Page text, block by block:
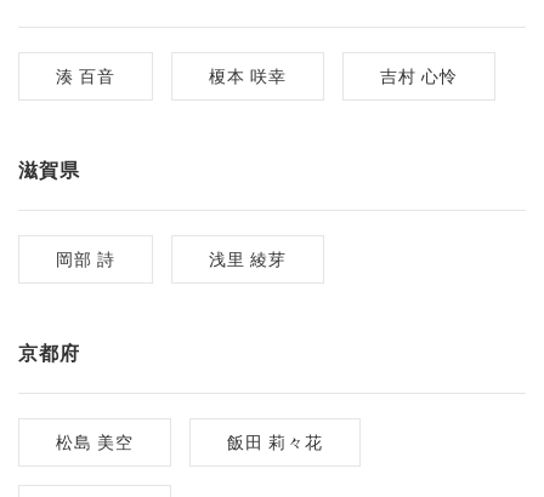
湊 百音 榎本 咲幸 吉村 心怜
滋賀県
岡部 詩 浅里 綾芽
京都府
松島 美空 飯田 莉々花